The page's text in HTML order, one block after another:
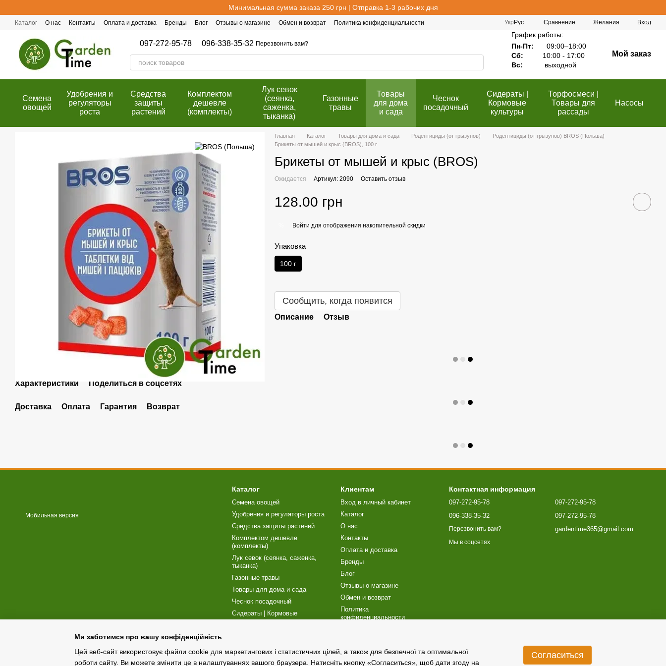
Минимальная сумма заказа 250 грн | Отправка 1-3 рабочих дня
Каталог О нас Контакты Оплата и доставка Бренды Блог Отзывы о магазине Обмен и возврат
Политика конфиденциальности
Укр Рус Сравнение Желания Вход
097-272-95-78 096-338-35-32 Перезвонить вам?
График работы:
Пн-Пт:
09:00–18:00
Сб:
10:00 - 17:00
Вс:
выходной
Мой заказ
Семена
овощей
Удобрения и
регуляторы
роста
Cредства
защиты
растений
Комплектом
дешевле
(комплекты)
Лук севок
(сеянка,
саженка,
тыканка)
Газонные
травы
Товары
для дома
и сада
Чеснок
посадочный
Сидераты |
Кормовые
культуры
Торфосмеси |
Товары для
рассады
Насосы
Характеристики Поделиться в соцсетях
Доставка Оплата Гарантия Возврат
Главная Каталог Товары для дома и сада Родентициды (от грызунов)
Родентициды (от грызунов) BROS (Польша)
Брикеты от мышей и крыс (BROS), 100 г
Брикеты от мышей и крыс (BROS)
Ожидается Артикул: 2090 Оставить отзыв
128.00 грн
Войти для отображения накопительной скидки
Упаковка
100 г
Сообщить, когда появится
Описание Отзыв
Мобильная версия
Каталог
Семена овощей
Удобрения и регуляторы роста
Cредства защиты растений
Комплектом дешевле
(комплекты)
Лук севок (сеянка, саженка,
тыканка)
Газонные травы
Товары для дома и сада
Чеснок посадочный
Сидераты | Кормовые
культуры
Насосы
Клиентам
Вход в личный кабинет
Каталог
О нас
Контакты
Оплата и доставка
Бренды
Блог
Отзывы о магазине
Обмен и возврат
Политика
конфиденциальности
Программа лояльности
Контактная информация
097-272-95-78
096-338-35-32
Перезвонить вам?
097-272-95-78
097-272-95-78
gardentime365@gmail.com
Мы в соцсетях
Ми заботимся про вашу конфіденційність
Цей веб-сайт використовує файли cookie для маркетингових і статистичних цілей, а також для безпечної та оптимальної
роботи сайту. Ви можете змінити це в налаштуваннях вашого браузера. Натисніть кнопку «Согласиться», щоб дати згоду на
Согласиться